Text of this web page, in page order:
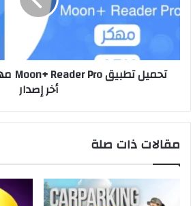
أخر إصدار
مقالات ذات صلة